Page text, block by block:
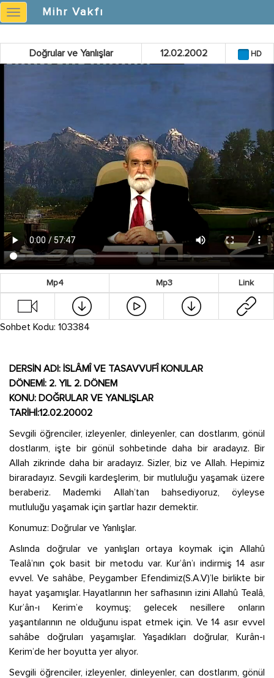
Mihr
Vakfı
Mihr Vakfı
}
Doğrular ve Yanlışlar 12.02.2002 HD
Mp4 Mp3 Link
Sohbet Kodu: 103384
DERSİN ADI: İSLÂMÎ VE TASAVVUFÎ KONULAR
DÖNEMİ: 2. YIL 2. DÖNEM
KONU: DOĞRULAR VE YANLIŞLAR
TARİHİ:12.02.20002
Sevgili öğrenciler, izleyenler, dinleyenler, can dostlarım, gönül
dostlarım, işte bir gönül sohbetinde daha bir aradayız. Bir
Allah zikrinde daha bir aradayız. Sizler, biz ve Allah. Hepimiz
biraradayız. Sevgili kardeşlerim, bir mutluluğu yaşamak üzere
beraberiz. Mademki Allah’tan bahsediyoruz, öyleyse
mutluluğu yaşamak için şartlar hazır demektir.
Konumuz: Doğrular ve Yanlışlar.
Aslında doğrular ve yanlışları ortaya koymak için Allahû
Tealâ’nın çok basit bir metodu var. Kur’ân’ı indirmiş 14 asır
evvel. Ve sahâbe, Peygamber Efendimiz(S.A.V)’le birlikte bir
hayat yaşamışlar. Hayatlarının her safhasının izini Allahû Tealâ,
Kur’ân-ı Kerim’e koymuş; gelecek nesillere onların
yaşantılarının ne olduğunu ispat etmek için. Ve 14 asır evvel
sahâbe doğruları yaşamışlar. Yaşadıkları doğrular, Kurân-ı
Kerim’de her boyutta yer alıyor.
Sevgili öğrenciler, izleyenler, dinleyenler, can dostlarım, gönül